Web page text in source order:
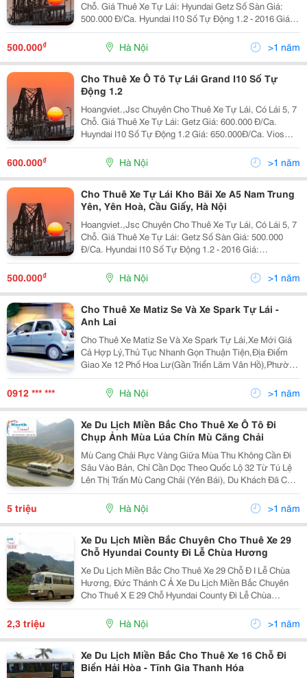
Chỗ. Giá Thuê Xe Tự Lái: Hyundai Getz Số Sàn Giá:
500.000 Đ/Ca. Hyundai I10 Số Tự Động 1.2 - 2016 Giá:
600.000Đ/Ca. Hyundai I10 Số Tự Động 1.2 - 2018 Giá:
650.000Đ/Ca. Hyundai Accen
500.000₫ Hà Nội >1 năm
Cho Thuê Xe Ô Tô Tự Lái Grand I10 Số Tự
Động 1.2
Hoangviet.,Jsc Chuyên Cho Thuê Xe Tự Lái, Có Lái 5, 7
Chỗ. Giá Thuê Xe Tự Lái: Getz Giá: 600.000 Đ/Ca.
Huyndai I10 Số Tự Động 1.2 Giá: 650.000Đ/Ca. Vios
Limo 2010 Giá: 650.000 Đ/Ca. Vios E 2010 Giá: 800.000
Đ/Ca. Innova G 2008 Giá:
600.000₫ Hà Nội >1 năm
Cho Thuê Xe Tự Lái Kho Bãi Xe A5 Nam Trung
Yên, Yên Hoà, Cầu Giấy, Hà Nội
Hoangviet.,Jsc Chuyên Cho Thuê Xe Tự Lái, Có Lái 5, 7
Chỗ. Giá Thuê Xe Tự Lái: Getz Số Sàn Giá: 500.000
Đ/Ca. Hyundai I10 Số Tự Động 1.2 - 2016 Giá:
600.000Đ/Ca. Hyundai I10 Số Tự Động 1.2 - 2018 Giá:
650.000 Đ/Ca. Vios Limo 2010 Số
500.000₫ Hà Nội >1 năm
Cho Thuê Xe Matiz Se Và Xe Spark Tự Lái -
Anh Lai
Cho Thuê Xe Matiz Se Và Xe Spark Tự Lái,Xe Mới Giá
Cả Hợp Lý,Thủ Tục Nhanh Gọn Thuận Tiện,Địa Điểm
Giao Xe 12 Phố Hoa Lư(Gần Triển Lãm Vân Hồ),Phường
Lê Đại Hành,Quận Hai Bà Trưng,Tp Hà Nội. Mọi Chi Tiết
Xin Liên Hệ:anh Lai - 0912 860 239 Hoặc (04) 3
0912 *** *** Hà Nội >1 năm
Xe Du Lịch Miền Bắc Cho Thuê Xe Ô Tô Đi
Chụp Ảnh Mùa Lúa Chín Mù Căng Chải
Mù Cang Chải Rực Vàng Giữa Mùa Thu Không Cần Đi
Sâu Vào Bản, Chỉ Cần Dọc Theo Quốc Lộ 32 Từ Tú Lệ
Lên Thị Trấn Mù Cang Chải (Yên Bái), Du Khách Đã Có
Thể Chiêm Ngưỡng Những Thửa Ruộng Bậc Thang
Tầng Tầng, Lớp Lớp Vàng Óng Lên Tới Tận Mây Trời.
5 triệu Hà Nội >1 năm
Xe Du Lịch Miền Bắc Chuyên Cho Thuê Xe 29
Chỗ Hyundai County Đi Lễ Chùa Hương
Xe Du Lịch Miền Bắc Cho Thuê Xe 29 Chỗ Đ I Lễ Chùa
Hương, Đức Thánh C Ả Xe Du Lịch Miền Bắc Chuyên
Cho Thuê X E 29 Chỗ Hyundai County Đi Lễ Chùa
Hương &Ndash; Đức Thánh Cả Lh Ms Hiền Lương
0919 083 069 &Ndash; 0936 386 066 Xe Du Lịch Miền B
2,3 triệu Hà Nội >1 năm
Xe Du Lịch Miền Bắc Cho Thuê Xe 16 Chỗ Đi
Biển Hải Hòa - Tĩnh Gia Thanh Hóa